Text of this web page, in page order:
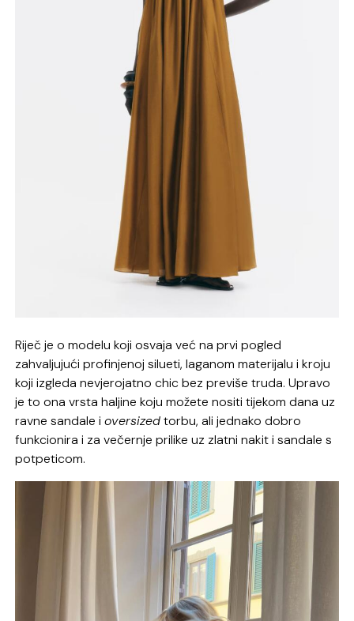
Riječ je o modelu koji osvaja već na prvi pogled
zahvaljujući profinjenoj silueti, laganom materijalu i kroju
koji izgleda nevjerojatno chic bez previše truda. Upravo
je to ona vrsta haljine koju možete nositi tijekom dana uz
ravne sandale ioversizedtorbu, ali jednako dobro
funkcionira i za večernje prilike uz zlatni nakit i sandale s
potpeticom.